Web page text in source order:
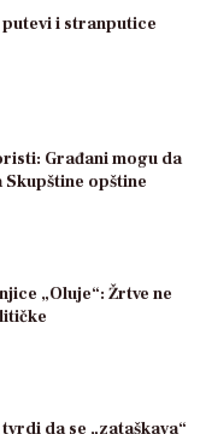
i stranputice
Građani mogu da
opštine
„Oluje“: Žrtve ne
da se „zataškava“